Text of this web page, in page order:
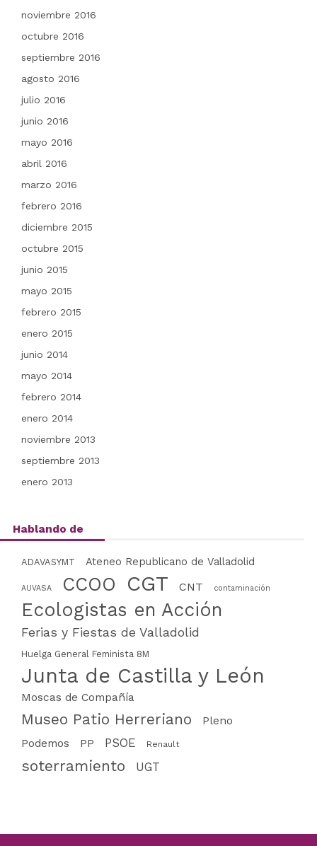
noviembre 2016
octubre 2016
septiembre 2016
agosto 2016
julio 2016
junio 2016
mayo 2016
abril 2016
marzo 2016
febrero 2016
diciembre 2015
octubre 2015
junio 2015
mayo 2015
febrero 2015
enero 2015
junio 2014
mayo 2014
febrero 2014
enero 2014
noviembre 2013
septiembre 2013
enero 2013
Hablando de
ADAVASYMT Ateneo Republicano de Valladolid
AUVASA CCOO CGT CNT contaminación
Ecologistas en Acción
Ferias y Fiestas de Valladolid
Huelga General Feminista 8M
Junta de Castilla y León
Moscas de Compañía
Museo Patio Herreriano
Pleno
Podemos
PP PSOE Renault
soterramiento UGT